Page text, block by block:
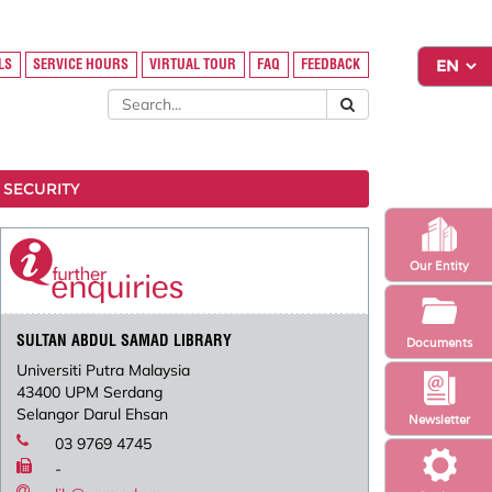
Newsletter
Our Entity
Documents
SERVICE HOURS VIRTUAL TOUR FAQ FEEDBACK
SULTAN ABDUL SAMAD LIBRARY
Universiti Putra Malaysia
43400 UPM Serdang
Selangor Darul Ehsan
03 9769 4745
-